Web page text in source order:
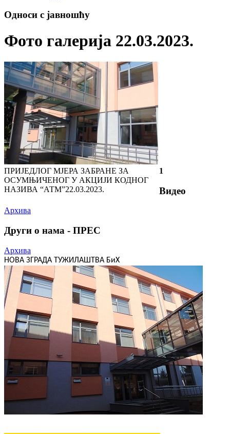
Односи с јавношћу
Фото галерија 22.03.2023.
ПРИЈЕДЛОГ МЈЕРА ЗАБРАНЕ ЗА
ОСУМЊИЧЕНОГ У АКЦИЈИ КОДНОГ
НАЗИВА “АТМ”22.03.2023.
1
Видео
Архива
Други о нама - ПРЕС
Архива
НОВА ЗГРАДА ТУЖИЛАШТВА БиХ